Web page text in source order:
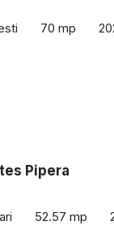
70 mp
Pipera
52.57 mp